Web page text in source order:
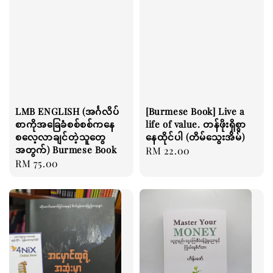
LMB ENGLISH (အင်္ဂလိပ်
စာကိုအခြေခံစစ်စစ်ကနေ
စလေ့လာချင်တဲ့သူတွေ
အတွက်) Burmese Book
Regular
RM 75.00
[Burmese Book] Live a
life of value. တန်ဖိုးရှိစွာ
နေထိုင်ပါ (တိမ်သွေးအိမ်)
Regular
RM 22.00